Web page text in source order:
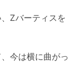
Zバーティスを
今は横に曲がっ